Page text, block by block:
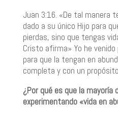
Juan 3:16. «De tal manera
dado a su único Hijo para
pierdas, sino que tengas
Cristo afirma» Yo he
para que la tengan en
completa y con un
¿Por qué es que la
experimentando «vida en